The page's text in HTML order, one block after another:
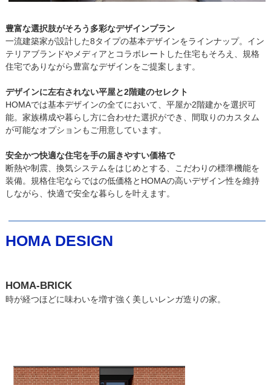
豊富な選択肢がそろう多彩なデザインプラン
一流建築家が設計した8タイプの基本デザインをラインナップ。イン
テリアブランドやメディアとコラボレートした住宅もそろえ、規格
住宅でありながら豊富なデザインをご提案します。
デザインに左右されない平屋と2階建のセレクト
HOMAでは基本デザインの全てにおいて、平屋か2階建かを選択可
能。家族構成や暮らし方に合わせた選択ができ、間取りのカスタム
が可能なオプションもご用意しています。
安全かつ快適な住宅を手の届きやすい価格で
断熱や制震、換気システムをはじめとする、こだわりの標準機能を
装備。規格住宅ならではの低価格とHOMAの高いデザイン性を維持
しながら、快適で安全な暮らしを叶えます。
HOMA DESIGN
HOMA-BRICK
時が経つほどに味わいを増す強く美しいレンガ造りの家。